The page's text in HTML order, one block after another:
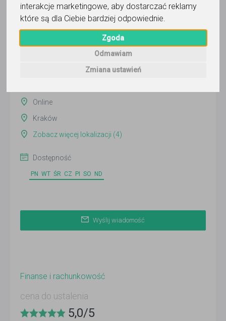
interakcje marketingowe, aby dostarczać reklamy
które są dla Ciebie bardziej odpowiednie.
Zgoda
Odmawiam
Zmiana ustawień
Igor
Wyślij wiadomość
Ostatnia aktywność:
Online
Kraków
Zobacz więcej lokalizacji (4)
Dostępność
PN WT ŚR CZ PI SO ND
Wyślij wiadomość
Finanse i rachunkowość
cena do ustalenia
5,0/5